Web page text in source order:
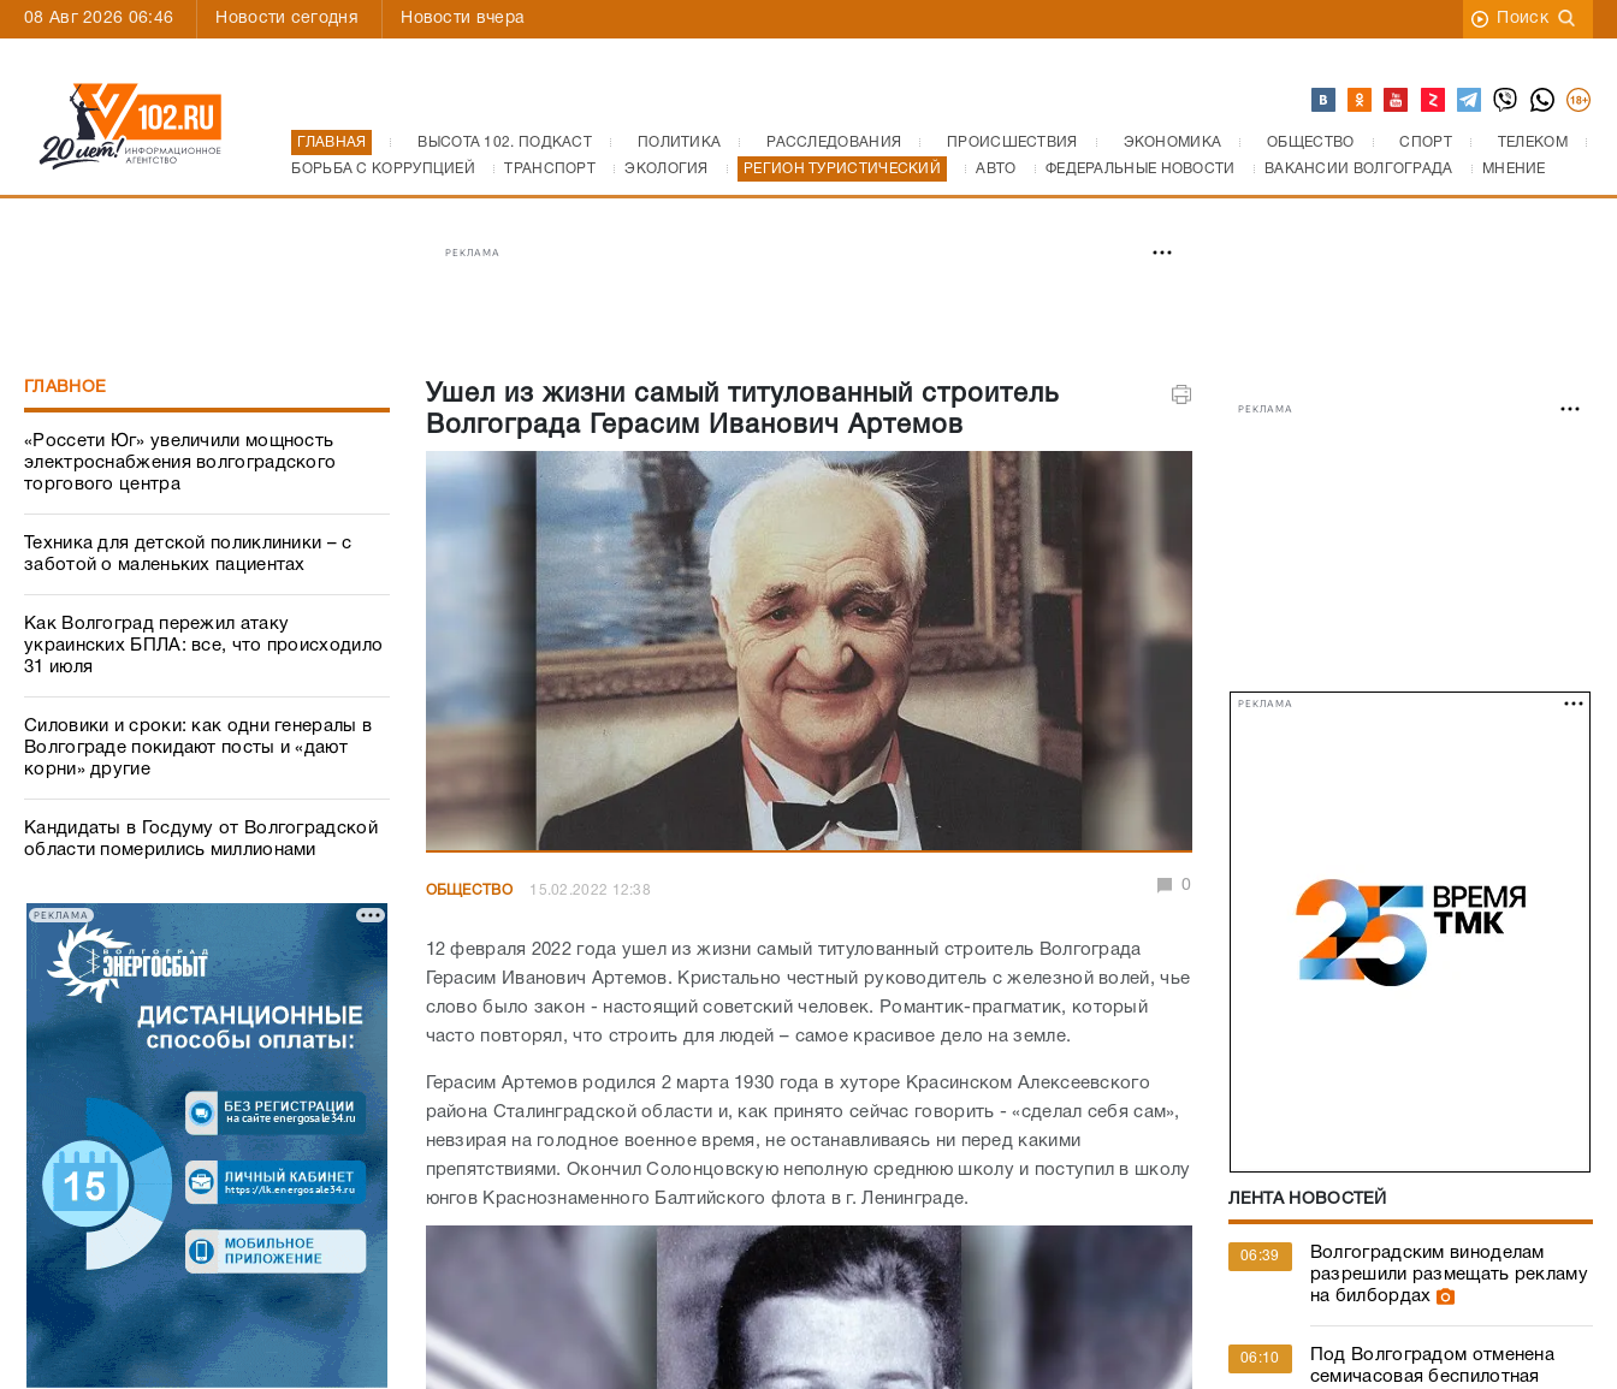
08 Авг 2026 06:46 Новости сегодня Новости вчера Поиск
ГЛАВНАЯ ВЫСОТА 102. ПОДКАСТ ПОЛИТИКА РАССЛЕДОВАНИЯ ПРОИСШЕСТВИЯ ЭКОНОМИКА ОБЩЕСТВО СПОРТ
ТЕЛЕКОМ
БОРЬБА С КОРРУПЦИЕЙ
ТРАНСПОРТ ЭКОЛОГИЯ РЕГИОН ТУРИСТИЧЕСКИЙ АВТО ФЕДЕРАЛЬНЫЕ НОВОСТИ ВАКАНСИИ ВОЛГОГРАДА МНЕНИЕ
РЕКЛАМА
ГЛАВНОЕ
«Россети Юг» увеличили мощность
электроснабжения волгоградского
торгового центра
Техника для детской поликлиники – с
заботой о маленьких пациентах
Как Волгоград пережил атаку
украинских БПЛА: все, что происходило
31 июля
Силовики и сроки: как одни генералы в
Волгограде покидают посты и «дают
корни» другие
Кандидаты в Госдуму от Волгоградской
области померились миллионами
РЕКЛАМА
Ушел из жизни самый титулованный строитель
Волгограда Герасим Иванович Артемов
ОБЩЕСТВО 15.02.2022 12:38 0
12 февраля 2022 года ушел из жизни самый титулованный строитель Волгограда
Герасим Иванович Артемов. Кристально честный руководитель с железной волей, чье
слово было закон - настоящий советский человек. Романтик-прагматик, который
часто повторял, что строить для людей – самое красивое дело на земле.
Герасим Артемов родился 2 марта 1930 года в хуторе Красинском Алексеевского
района Сталинградской области и, как принято сейчас говорить - «сделал себя сам»,
невзирая на голодное военное время, не останавливаясь ни перед какими
препятствиями. Окончил Солонцовскую неполную среднюю школу и поступил в школу
юнгов Краснознаменного Балтийского флота в г. Ленинграде.
РЕКЛАМА
РЕКЛАМА
ЛЕНТА НОВОСТЕЙ
06:39
Волгоградским виноделам
разрешили размещать рекламу
на билбордах
06:10
Под Волгоградом отменена
семичасовая беспилотная